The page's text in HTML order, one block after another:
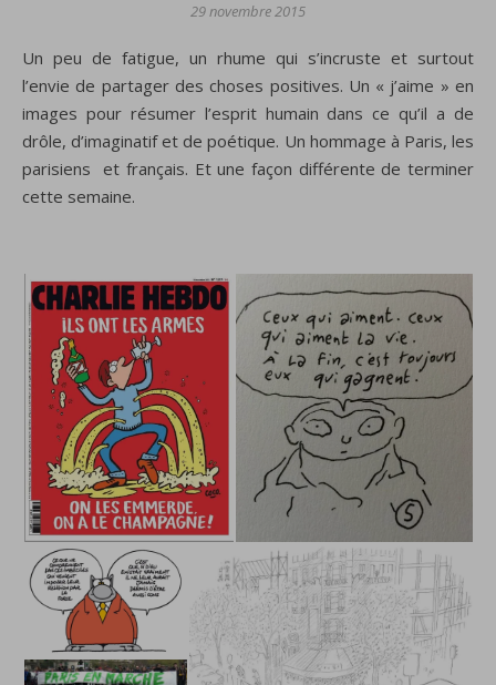
29 novembre 2015
Un peu de fatigue, un rhume qui s’incruste et surtout
l’envie de partager des choses positives. Un « j’aime » en
images pour résumer l’esprit humain dans ce qu’il a de
drôle, d’imaginatif et de poétique. Un hommage à Paris, les
parisiens et français. Et une façon différente de terminer
cette semaine.